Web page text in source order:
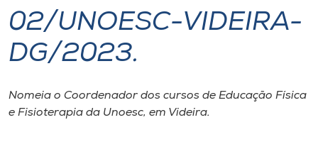
I.nova
Cultura
02/UNOESC-VIDEIRA-
DG/2023.
Nomeia o Coordenador dos cursos de Educação Física
e Fisioterapia da Unoesc, em Videira.